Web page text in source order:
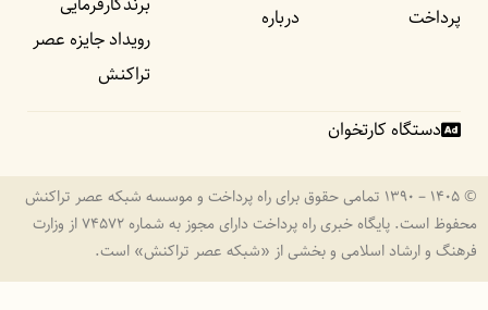
پرداخت
درباره
رویداد جایزه عصر
تراکنش
دستگاه کارتخوان
© ۱۴۰۵ – ۱۳۹۰ تمامی حقوق برای راه پرداخت و موسسه شبکه عصر تراکنش
محفوظ است. پایگاه خبری راه پرداخت دارای مجوز به شماره ۷۴۵۷۲ از وزارت
فرهنگ و ارشاد اسلامی و بخشی از «شبکه عصر تراکنش» است.